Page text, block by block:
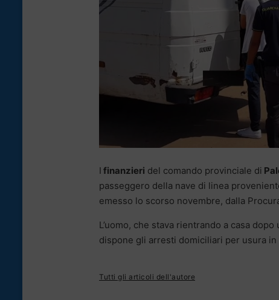
I finanzieri del comando provinciale di
passeggero della nave di linea
emesso lo scorso novembre, dalla
L’uomo, che stava rientrando a casa
dispone gli arresti domiciliari per usura in
Tutti gli articoli dell'autore